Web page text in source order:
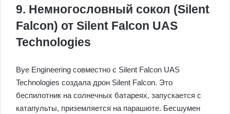
9. Немногословный сокол (Silent
Falcon) от Silent Falcon UAS
Technologies
Bye Engineering совместно с Silent Falcon UAS
Technologies создала дрон Silent Falcon. Это
беспилотник на солнечных батареях, запускается с
катапульты, приземляется на парашюте. Бесшумен